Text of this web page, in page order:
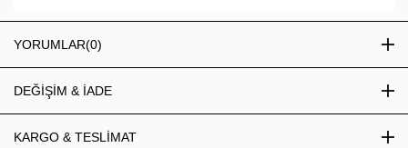
YORUMLAR(0)
DEĞİŞİM & İADE
KARGO & TESLİMAT